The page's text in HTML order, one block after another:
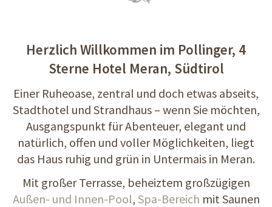
Herzlich Willkommen im Pollinger, 4
Sterne Hotel Meran, Südtirol
Einer Ruheoase, zentral und doch etwas abseits,
Stadthotel und Strandhaus – wenn Sie möchten,
Ausgangspunkt für Abenteuer, elegant und
natürlich, offen und voller Möglichkeiten, liegt
das Haus ruhig und grün in Untermais in Meran.
Mit großer Terrasse, beheiztem großzügigen
Außen- und Innen-Pool, Spa-Bereich mit Saunen